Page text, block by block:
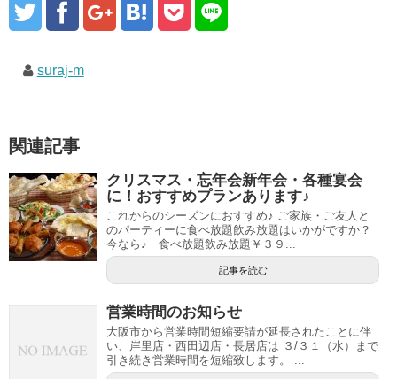
suraj-m
関連記事
クリスマス・忘年会新年会・各種宴会
に！おすすめプランあります♪
これからのシーズンにおすすめ♪ ご家族・ご友人と
のパーティーに食べ放題飲み放題はいかがですか？
今なら♪ 食べ放題飲み放題￥３９...
記事を読む
営業時間のお知らせ
大阪市から営業時間短縮要請が延長されたことに伴
い、岸里店・西田辺店・長居店は ３/３１（水）まで
引き続き営業時間を短縮致します。 ...